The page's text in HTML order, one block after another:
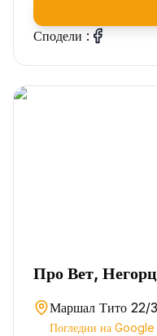
Сподели :
Про Вет,
Маршал Тито 22/3
Погледни на